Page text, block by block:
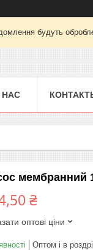
будуть
НАС
мембранний
₴
оптові ціни
Оптом і в